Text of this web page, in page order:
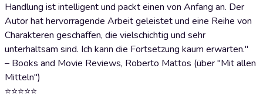
Handlung ist intelligent und packt einen von Anfang an. Der
Autor hat hervorragende Arbeit geleistet und eine Reihe von
Charakteren geschaffen, die vielschichtig und sehr
unterhaltsam sind. Ich kann die Fortsetzung kaum erwarten."
– Books and Movie Reviews, Roberto Mattos (über "Mit allen
Mitteln")
⭐⭐⭐⭐⭐